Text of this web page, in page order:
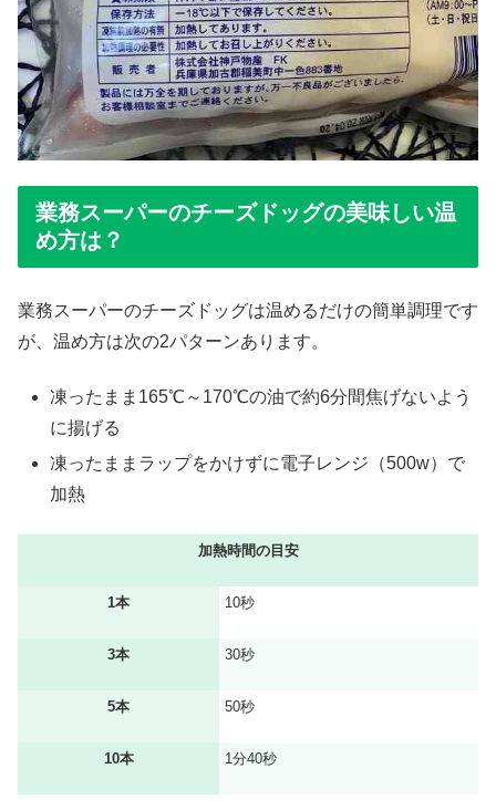
業務スーパーのチーズドッグの美味しい温
め方は？
業務スーパーのチーズドッグは温めるだけの簡単調理です
が、温め方は次の2パターンあります。
凍ったまま165℃～170℃の油で約6分間焦げないよう
に揚げる
凍ったままラップをかけずに電子レンジ（500w）で
加熱
加熱時間の目安
1本 10秒
3本 30秒
5本 50秒
10本 1分40秒